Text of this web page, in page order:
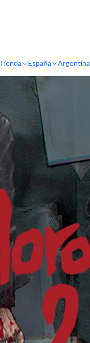
Tienda España Argentina